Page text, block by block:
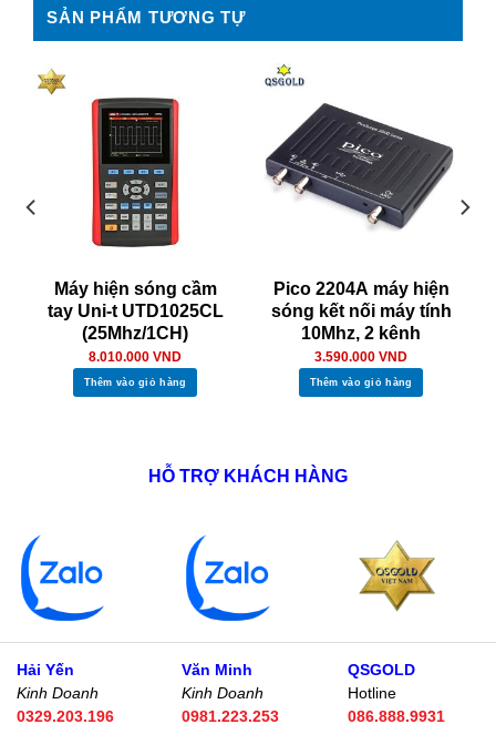
SẢN PHẨM TƯƠNG TỰ
Máy hiện sóng cầm
tay Uni-t UTD1025CL
(25Mhz/1CH)
8.010.000 VND
Thêm vào giỏ hàng
Pico 2204A máy hiện
sóng kết nối máy tính
10Mhz, 2 kênh
3.590.000 VND
Thêm vào giỏ hàng
HỖ TRỢ KHÁCH HÀNG
Hải Yến
Kinh Doanh
0329.203.196
Văn Minh
Kinh Doanh
0981.223.253
QSGOLD
Hotline
086.888.9931